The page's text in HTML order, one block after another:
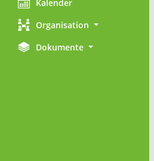
Kalender
Organisation
Dokumente